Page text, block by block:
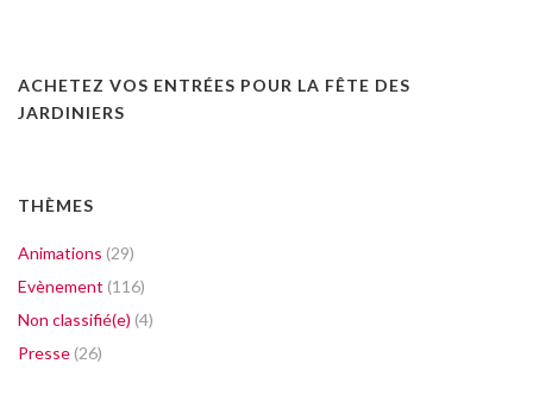
ACHETEZ VOS ENTRÉES POUR LA FÊTE DES
JARDINIERS
THÈMES
Animations (29)
Evènement (116)
Non classifié(e) (4)
Presse (26)